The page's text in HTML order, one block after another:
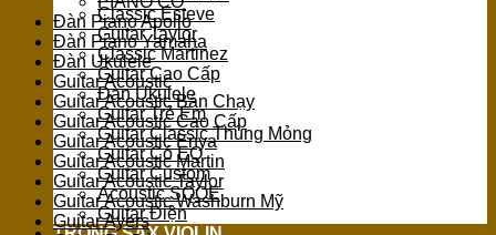
Classic Esteve
Guitar Taylor
Classic Martinez
Guitar Cao Cấp
Đàn Ukulele
Guitar Trẻ Em
Guitar Classic Thùng Mỏng
Guitar Có EQ
Guitar Custom
Acoustic SQOE
Guitar Điện
Đàn Piano Apollo
Đàn Piano Yamaha
Đàn Ukulele
Guitar Acoustic
Guitar Acoustic Bán Chạy
Guitar Acoustic Cao Cấp
Guitar Acoustic Enya
Guitar Acoustic Martin
Guitar Acoustic Taylor
Guitar Acoustic Washburn Mỹ
Guitar Ayers